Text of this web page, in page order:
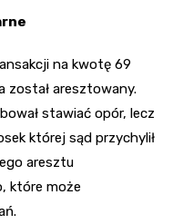
na kwotę 69
został aresztowany.
stawiać opór, lecz
której sąd przychylił
aresztu
które może